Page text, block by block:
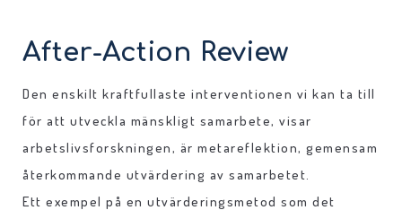
After-Action Review
Den enskilt kraftfullaste interventionen vi kan ta till
för att utveckla mänskligt samarbete, visar
arbetslivsforskningen, är metareflektion, gemensam
återkommande utvärdering av samarbetet.
Ett exempel på en utvärderingsmetod som det